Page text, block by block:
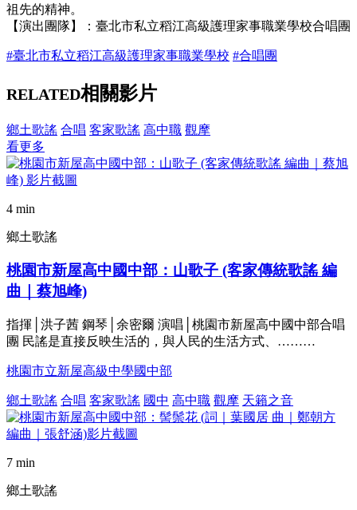
祖先的精神。
【演出團隊】：臺北市私立稻江高級護理家事職業學校合唱團
#臺北市私立稻江高級護理家事職業學校 #合唱團
RELATED相關影片
鄉土歌謠 合唱 客家歌謠 高中職 觀摩
看更多
4 min
鄉土歌謠
桃園市新屋高中國中部：山歌子 (客家傳統歌謠 編
曲｜蔡旭峰)
指揮│洪子茜 鋼琴│余密爾 演唱│桃園市新屋高中國中部合唱
團 民謠是直接反映生活的，與人民的生活方式、………
桃園市立新屋高級中學國中部
鄉土歌謠 合唱 客家歌謠 國中 高中職 觀摩 天籟之音
7 min
鄉土歌謠